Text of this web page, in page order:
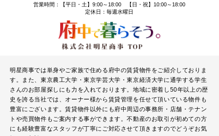
営業時間：【平日・土】9:00～18:00 【日・祝】10:00～18:00
定休日：毎週水曜日
明星商事では単身やご家族で住める府中の賃貸物件をご紹介しておりま
す。また、東京農工大学・東京学芸大学・東京経済大学に通学する学生
さんのお部屋探しにも力を入れております。地域に密着し50年以上の歴
史を誇る当社では、オーナー様から賃貸管理を任せて頂いている物件も
豊富にございます。賃貸物件以外にも府中周辺の事務所・店舗・テナン
トや売買物件もご案内する事ができます。不動産のお取引が初めての方
にも経験豊富なスタッフが丁寧にご対応させて頂きますのでどうぞお気